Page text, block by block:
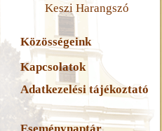
Keszi Harangszó
Közösségeink
Kapcsolatok
Adatkezelési tájékoztató